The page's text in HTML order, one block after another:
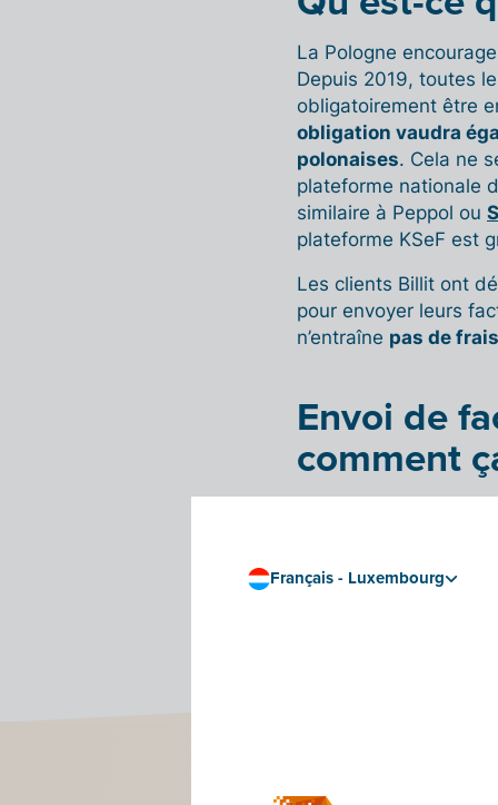
La Pologne
Depuis 2019, toutes
obligatoirement être
obligation vaudra
polonaises. Cela ne
plateforme nationale
similaire à Peppol ou
plateforme KSeF est
Les clients Billit ont
pour envoyer leurs
n’entraîne pas de
Envoi de
comment
Français - Luxembourg